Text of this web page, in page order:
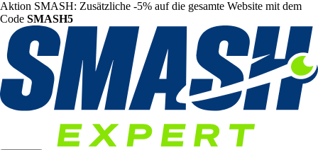
Aktion SMASH: Zusätzliche -5% auf die gesamte Website mit dem
Code SMASH5